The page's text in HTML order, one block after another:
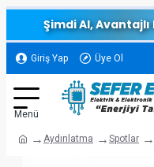
Şimdi Al,
Giriş Yap Üye Ol
Aydınlatma Spotlar